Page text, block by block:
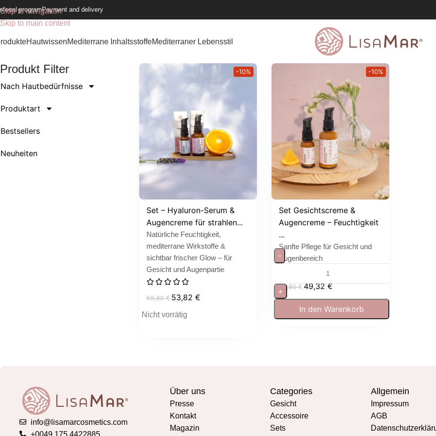
Skip to navigation
Skip to main content
programPayment and delivery
HautwissenMediterrane InhaltsstoffeMediterraner Lebensstil
Produkt Filter
Nach Hautbedürfnisse
Produktart
Bestsellers
Neuheiten
Set – Hyaluron-Serum &
Augencreme für strahlen...
Natürliche Feuchtigkeit,
mediterrane Wirkstoffe &
sichtbar frischer Glow – für
Gesicht und Augenpartie
-10%
59,80€ 53,82 €
Nicht vorrätig
Set Gesichtscreme &
Augencreme – Feuchtigkeit
...
Sanfte Pflege für Gesicht und
Augenbereich
-10%
54,80€ 49,32€
-
+
In den Warenkorb
info@lisamarcosmetics.com
+0049 175 4422885
Über uns
Presse
Kontakt
Magazin
Categories
Gesicht
Accessoire
Sets
Allgemein
Impressum
AGB